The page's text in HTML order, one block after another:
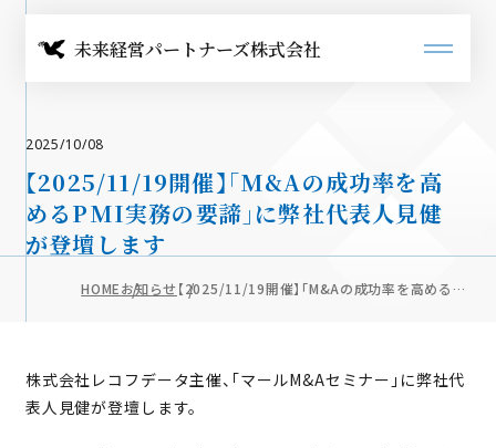
未来経営パートナーズ株式会社
代表メッセージ
企業情報
経営理念
サービス
2025/10/08
【2025/11/19開催】「M&Aの成功率を高
めるPMI実務の要諦」に弊社代表人見健
が登壇します
HOMEお知らせ 【2025/11/19開催】「M&Aの成功率を高めるP
株式会社レコフデータ主催、「マールM&Aセミナー」に弊社代
表人見健が登壇します。